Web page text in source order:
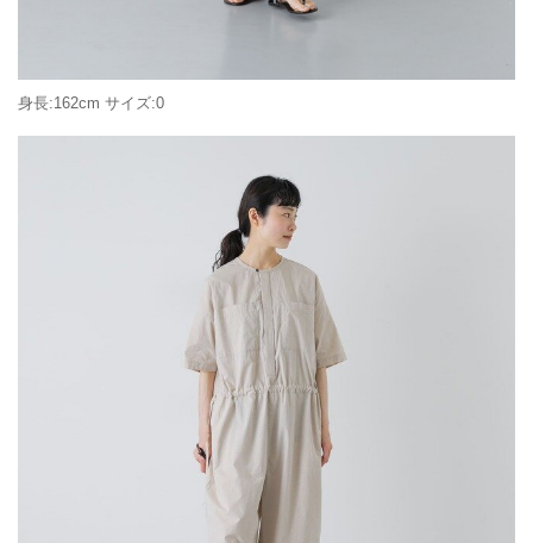
身長:162cm サイズ:0